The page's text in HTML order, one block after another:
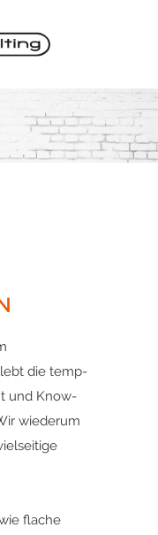
die temp-
und Know-
wiederum
flache